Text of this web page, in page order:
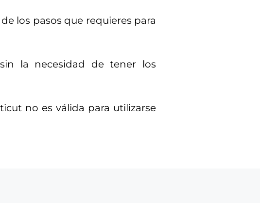
los pasos que requieres para
la necesidad de tener los
no es válida para utilizarse